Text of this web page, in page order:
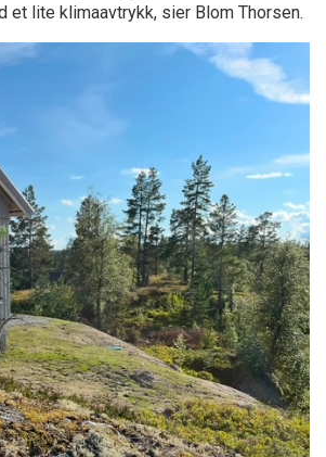
et lite klimaavtrykk, sier Blom Thorsen.